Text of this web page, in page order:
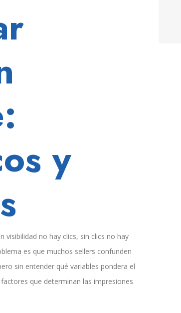
y
visibilidad no hay clics, sin clics no hay
es que muchos sellers confunden
sin entender qué variables pondera el
que determinan las impresiones